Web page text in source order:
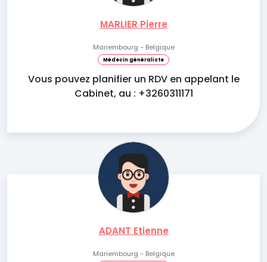
MARLIER Pierre
Mariembourg - Belgique
Médecin généraliste
Vous pouvez planifier un RDV en appelant le
Cabinet, au : +3260311171
ADANT Etienne
Mariembourg - Belgique